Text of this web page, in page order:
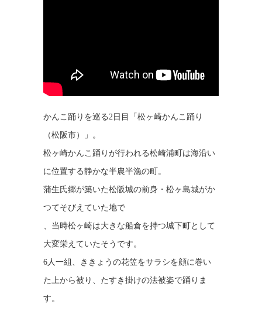
かんこ踊りを巡る2日目「松ヶ崎かんこ踊り
（松阪市）」。
松ヶ崎かんこ踊りが行われる松崎浦町は海沿い
に位置する静かな半農半漁の町。
蒲生氏郷が築いた松阪城の前身・松ヶ島城がか
つてそびえていた地で
、当時松ヶ崎は大きな船倉を持つ城下町として
大変栄えていたそうです。
6人一組、ききょうの花笠をサラシを顔に巻い
た上から被り、たすき掛けの法被姿で踊りま
す。